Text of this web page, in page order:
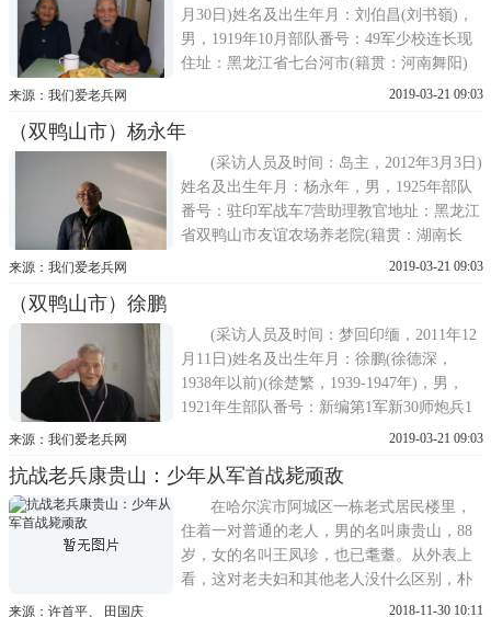
月30日)姓名及出生年月：刘伯昌(刘书嶺)，
男，1919年10月部队番号：49军少校连长现
住址：黑龙江省七台河市(籍贯：河南舞阳)
黄埔军校七分校16期1937年从国立开封第一
期学习。1941年毕业后 分配到傅作义的49
军，在总队任排长 三个月后晋升连长
来源：我们爱老兵网 2019-03-21 09:03
（双鸭山市）杨永年
(采访人员及时间：岛主，2012年3月3日)
姓名及出生年月：杨永年，男，1925年部队
番号：驻印军战车7营助理教官地址：黑龙江
省双鸭山市友谊农场养老院(籍贯：湖南长
沙)简历：1942年在重庆入伍，中国驻印军战
也未装备作战，仅用于训练。(感谢黑龙江志
愿
来源：我们爱老兵网 2019-03-21 09:03
（双鸭山市）徐鹏
(采访人员及时间：梦回印缅，2011年12
月11日)姓名及出生年月：徐鹏(徐德深，
1938年以前)(徐楚繁，1939-1947年)，男，
1921年生部队番号：新编第1军新30师炮兵1
营2排地址：黑龙江省双鸭山市(原籍：广东
187师(新兵补充营)1938年5月：随187师开赴
河南1938年10月：在国民革命军第6军93师
557
来源：我们爱老兵网 2019-03-21 09:03
抗战老兵康贵山：少年从军首战毙顽敌
在哈尔滨市阿城区一栋老式居民楼里，
住着一对普通的老人，男的名叫康贵山，88
岁，女的名叫王凤珍，也已耄耋。从外表上
看，这对老夫妇和其他老人没什么区别，朴
素的衣着，简单的生活，对人和善，直到前
来源：许首平、 田国庆 2018-11-30 10:11